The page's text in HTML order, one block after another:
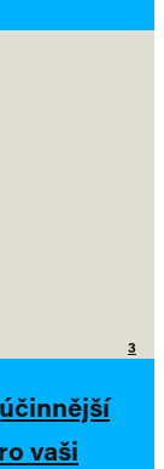
3
vaši